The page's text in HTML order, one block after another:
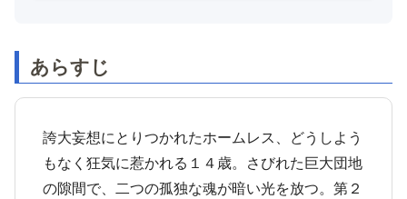
あらすじ
誇大妄想にとりつかれたホームレス、どうしよう
もなく狂気に惹かれる１４歳。さびれた巨大団地
の隙間で、二つの孤独な魂が暗い光を放つ。第２